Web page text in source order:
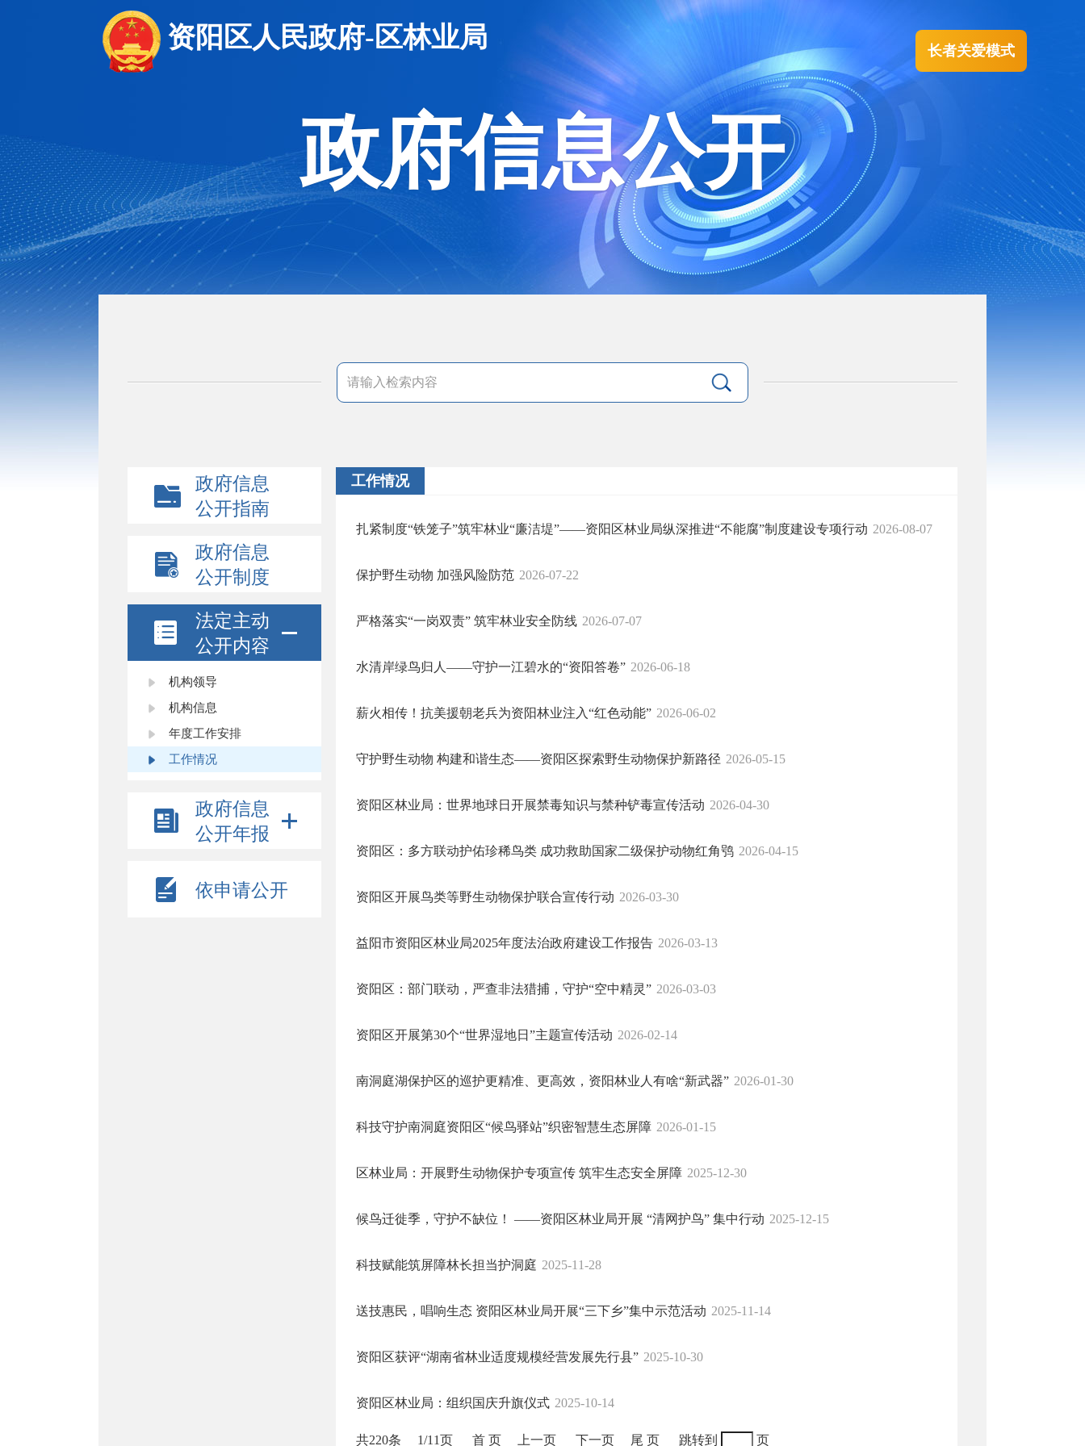
资阳区人民政府-区林业局
政府信息公开
长者关爱模式
政府信息
公开指南
政府信息
公开制度
法定主动
公开内容
机构领导
机构信息
年度工作安排
工作情况
政府信息
公开年报
依申请公开
工作情况
扎紧制度“铁笼子”筑牢林业“廉洁堤”——资阳区林业局纵深推进“不能腐”制度建设专项行动 2026-08-07
保护野生动物 加强风险防范 2026-07-22
严格落实“一岗双责” 筑牢林业安全防线 2026-07-07
水清岸绿鸟归人——守护一江碧水的“资阳答卷” 2026-06-18
薪火相传！抗美援朝老兵为资阳林业注入“红色动能” 2026-06-02
守护野生动物 构建和谐生态——资阳区探索野生动物保护新路径 2026-05-15
资阳区林业局：世界地球日开展禁毒知识与禁种铲毒宣传活动 2026-04-30
资阳区：多方联动护佑珍稀鸟类 成功救助国家二级保护动物红角鸮 2026-04-15
资阳区开展鸟类等野生动物保护联合宣传行动 2026-03-30
益阳市资阳区林业局2025年度法治政府建设工作报告 2026-03-13
资阳区：部门联动，严查非法猎捕，守护“空中精灵” 2026-03-03
资阳区开展第30个“世界湿地日”主题宣传活动 2026-02-14
南洞庭湖保护区的巡护更精准、更高效，资阳林业人有啥“新武器” 2026-01-30
科技守护南洞庭资阳区“候鸟驿站”织密智慧生态屏障 2026-01-15
区林业局：开展野生动物保护专项宣传 筑牢生态安全屏障 2025-12-30
候鸟迁徙季，守护不缺位！ ——资阳区林业局开展 “清网护鸟” 集中行动 2025-12-15
科技赋能筑屏障林长担当护洞庭 2025-11-28
送技惠民，唱响生态 资阳区林业局开展“三下乡”集中示范活动 2025-11-14
资阳区获评“湖南省林业适度规模经营发展先行县” 2025-10-30
资阳区林业局：组织国庆升旗仪式 2025-10-14
共220条 1/11页 首 页 上一页 下一页 尾 页 跳转到 页